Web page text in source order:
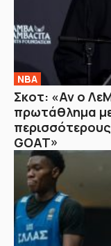
NBA
Σκοτ: «Αν ο
πρωτάθλημα
GOAT»